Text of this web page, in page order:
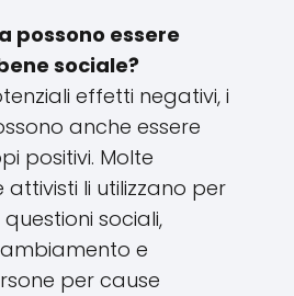
possono essere
sociale?
effetti negativi, i
anche essere
positivi. Molte
attivisti li utilizzano per
sociali,
e
per cause